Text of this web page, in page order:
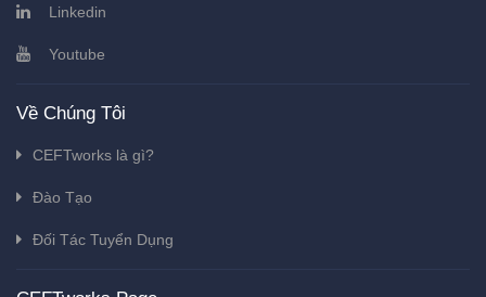
Linkedin
Youtube
Về Chúng Tôi
CEFTworks là gì?
Đào Tạo
Đối Tác Tuyển Dụng